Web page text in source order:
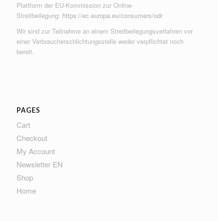
Plattform der EU-Kommission zur Online-
Streitbeilegung: https://ec.europa.eu/consumers/odr
Wir sind zur Teilnahme an einem Streitbeilegungsverfahren vor
einer Verbraucherschlichtungsstelle weder verpflichtet noch
bereit.
PAGES
Cart
Checkout
My Account
Newsletter EN
Shop
Home